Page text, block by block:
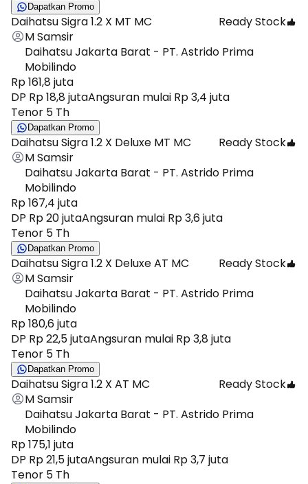
Dapatkan Promo
Daihatsu Sigra 1.2 X MT MC
Ready Stock
M Samsir
Daihatsu Jakarta Barat - PT. Astrido Prima
Mobilindo
Rp 161,8 juta
DP Rp 18,8 jutaAngsuran mulai Rp 3,4 juta
Tenor 5 Th
Dapatkan Promo
Daihatsu Sigra 1.2 X Deluxe MT MC
Ready Stock
M Samsir
Daihatsu Jakarta Barat - PT. Astrido Prima
Mobilindo
Rp 167,4 juta
DP Rp 20 jutaAngsuran mulai Rp 3,6 juta
Tenor 5 Th
Dapatkan Promo
Daihatsu Sigra 1.2 X Deluxe AT MC
Ready Stock
M Samsir
Daihatsu Jakarta Barat - PT. Astrido Prima
Mobilindo
Rp 180,6 juta
DP Rp 22,5 jutaAngsuran mulai Rp 3,8 juta
Tenor 5 Th
Dapatkan Promo
Daihatsu Sigra 1.2 X AT MC
Ready Stock
M Samsir
Daihatsu Jakarta Barat - PT. Astrido Prima
Mobilindo
Rp 175,1 juta
DP Rp 21,5 jutaAngsuran mulai Rp 3,7 juta
Tenor 5 Th